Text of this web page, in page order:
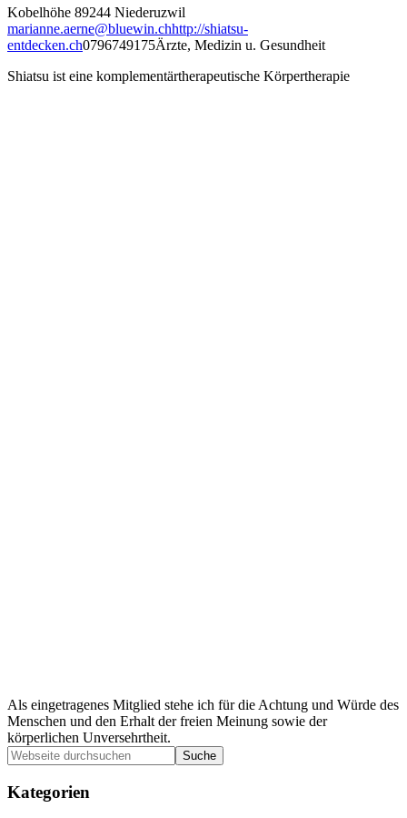
Kobelhöhe 89244 Niederuzwil
marianne.aerne@bluewin.chhttp://shiatsu-
entdecken.ch0796749175Ärzte, Medizin u. Gesundheit
Shiatsu ist eine komplementärtherapeutische Körpertherapie
Als eingetragenes Mitglied stehe ich für die Achtung und Würde des
Menschen und den Erhalt der freien Meinung sowie der
körperlichen Unversehrtheit.
Seitenspalte
Webseite
durchsuchen
Kategorien